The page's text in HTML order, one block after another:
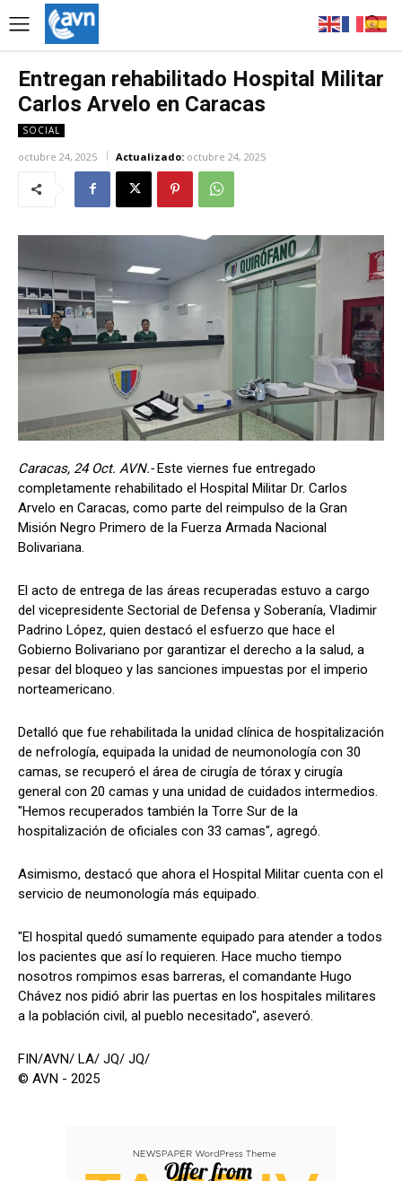
Entregan rehabilitado Hospital Militar
Carlos Arvelo en Caracas
SOCIAL
octubre 24, 2025 Actualizado: octubre 24, 2025
Caracas, 24 Oct. AVN.- Este viernes fue entregado
completamente rehabilitado el Hospital Militar Dr. Carlos
Arvelo en Caracas, como parte del reimpulso de la Gran
Misión Negro Primero de la Fuerza Armada Nacional
Bolivariana.
El acto de entrega de las áreas recuperadas estuvo a cargo
del vicepresidente Sectorial de Defensa y Soberanía, Vladimir
Padrino López, quien destacó el esfuerzo que hace el
Gobierno Bolivariano por garantizar el derecho a la salud, a
pesar del bloqueo y las sanciones impuestas por el imperio
norteamericano.
Detalló que fue rehabilitada la unidad clínica de hospitalización
de nefrología, equipada la unidad de neumonología con 30
camas, se recuperó el área de cirugía de tórax y cirugía
general con 20 camas y una unidad de cuidados intermedios.
"Hemos recuperados también la Torre Sur de la
hospitalización de oficiales con 33 camas", agregó.
Asimismo, destacó que ahora el Hospital Militar cuenta con el
servicio de neumonología más equipado.
"El hospital quedó sumamente equipado para atender a todos
los pacientes que así lo requieren. Hace mucho tiempo
nosotros rompimos esas barreras, el comandante Hugo
Chávez nos pidió abrir las puertas en los hospitales militares
a la población civil, al pueblo necesitado", aseveró.
FIN/AVN/ LA/ JQ/ JQ/
© AVN - 2025